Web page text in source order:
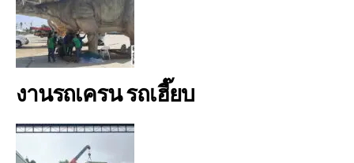
งานรถเครน รถเฮี๊ยบ